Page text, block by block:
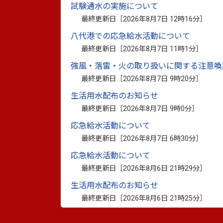
試験通水の実施について
最終更新日［2026年8月7日 12時16分
八代港での応急給水活動について
最終更新日［2026年8月7日 11時1分
強風・落雷・火の取り扱いに関する注意
最終更新日［2026年8月7日 9時20分
生活用水配布のお知らせ
最終更新日［2026年8月7日 9時0分
応急給水活動について
最終更新日［2026年8月7日 6時30分
応急給水活動について
最終更新日［2026年8月6日 21時29分
生活用水配布のお知らせ
最終更新日［2026年8月6日 21時25分
覧ください。
【リーフレット】 予防接種後健康被
イト）
【厚生労働省ホームページ】こちら
新型コロナワクチンの有効性や安
【有効性・安全性について】